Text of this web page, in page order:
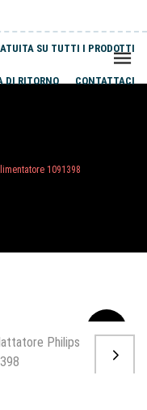
SU TUTTI I PRODOTTI
DI RITORNO CONTATTACI
1091398